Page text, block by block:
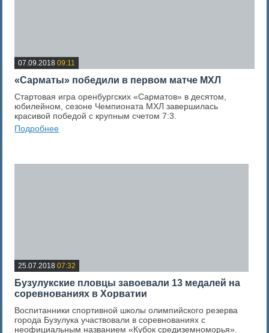
07.09.2018 09:11
«Сарматы» победили в первом матче МХЛ
Стартовая игра оренбургских «Сарматов» в десятом,
юбилейном, сезоне Чемпионата МХЛ завершилась
красивой победой с крупным счетом 7:3.
Подробнее
25.07.2018 07:32
Бузулукские пловцы завоевали 13 медалей на
соревнованиях в Хорватии
Воспитанники спортивной школы олимпийского резерва
города Бузулука участвовали в соревнованиях с
неофициальным названием «Кубок средиземноморья».